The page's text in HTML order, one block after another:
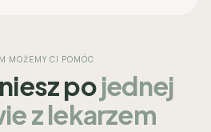
MOŻEMY CI POMÓC
pojednej
z lekarzem